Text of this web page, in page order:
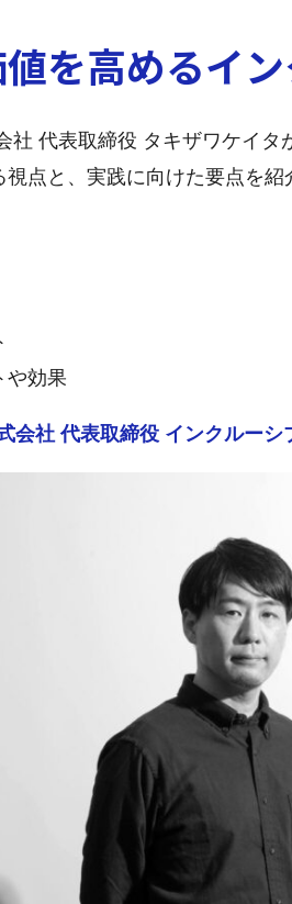
を高めるイン
社 代表取締役 タキザワケイ
点と、実践に向けた要点を紹
や効果
社 代表取締役 インクルーシ